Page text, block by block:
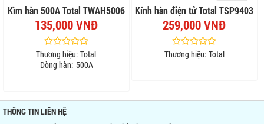
Kìm hàn 500A Total TWAH5006
135,000 VNĐ
Thương hiệu: Total
Dòng hàn: 500A
Kính hàn điện tử Total TSP9403
259,000 VNĐ
Thương hiệu: Total
THÔNG TIN LIÊN HỆ